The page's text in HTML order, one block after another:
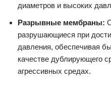
диаметров и высоких
Разрывные мембраны:
разрушающиеся при
давления, обеспечивая
качестве дублирующего
агрессивных средах.